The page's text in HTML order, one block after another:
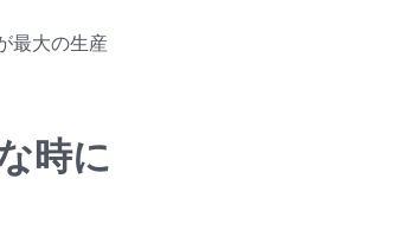
最大の生産
時に